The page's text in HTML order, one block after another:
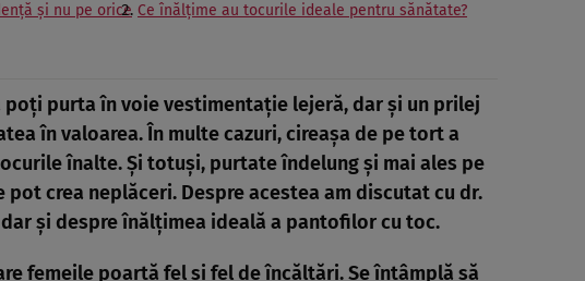
şi nu pe orice Ce înălţime au tocurile ideale pentru sănătate?
poţi purta în voie vestimentaţie lejeră, dar şi un prilej
în valoarea. În multe cazuri, cireaşa de pe tort a
înalte. Şi totuşi, purtate îndelung şi mai ales pe
crea neplăceri. Despre acestea am discutat cu dr.
dar şi despre înălţimea ideală a pantofilor cu toc.
femeile poartă fel şi fel de încălţări. Se întâmplă să